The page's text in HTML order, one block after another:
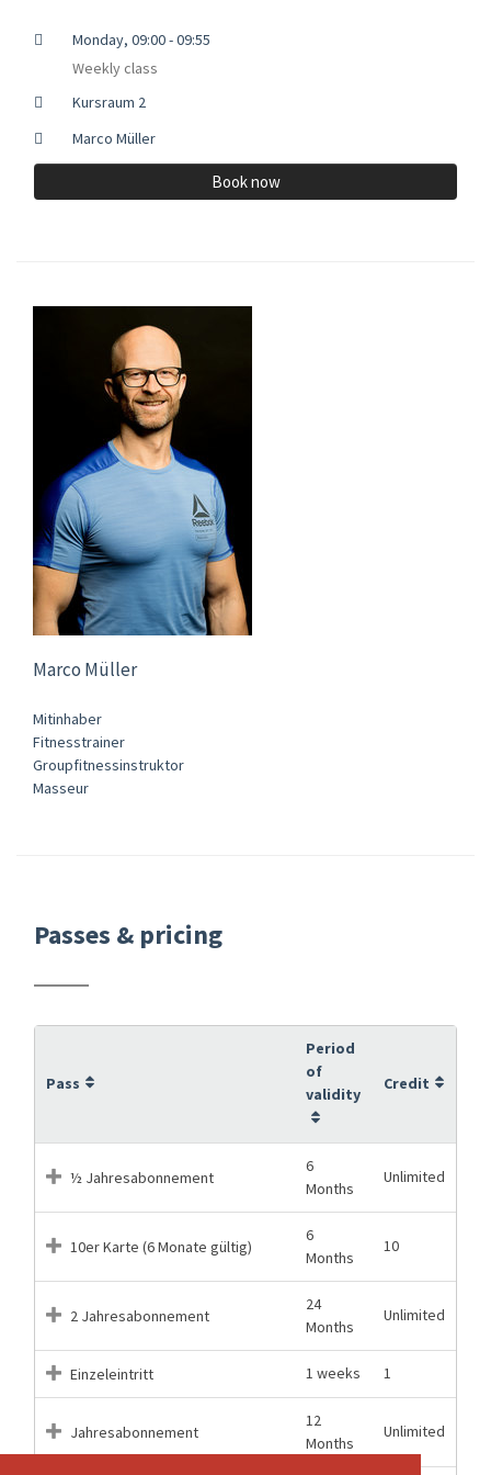
Monday, 09:00 - 09:55
Weekly class
Kursraum 2
Marco Müller
Book now
Marco Müller
Mitinhaber
Fitnesstrainer
Groupfitnessinstruktor
Masseur
Passes & pricing
Pass
Period
of
validity
Credit
½ Jahresabonnement
6
Months
Unlimited
10er Karte (6 Monate gültig)
6
Months
10
2 Jahresabonnement
24
Months
Unlimited
Einzeleintritt 1 weeks 1
Jahresabonnement
12
Months
Unlimited